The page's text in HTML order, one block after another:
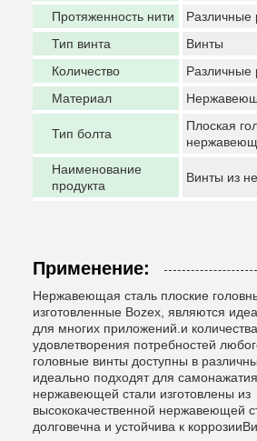
Протяженность нити
Различные
Тип винта
Винты
Количество
Различные
Материал
Тип болта
Плоская
Наименование
продукта
Винты из
Применение:
Нержавеющая сталь плоские
изготовленные Bozex, являются
для многих приложений.и
удовлетворения потребностей
головные винты доступны в
идеально подходят для
нержавеющей стали изготовлены из
высококачественной нержавеющей
долговечна и устойчива к